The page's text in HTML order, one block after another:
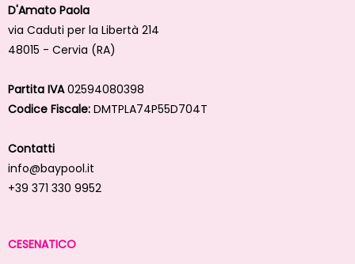
D'Amato Paola
via Caduti per la Libertà 214
48015 - Cervia (RA)
Partita IVA02594080398
Codice Fiscale: DMTPLA74P55D704T
Contatti
info@baypool.it
+39 371 330 9952
CESENATICO